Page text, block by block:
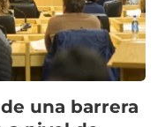
una barrera